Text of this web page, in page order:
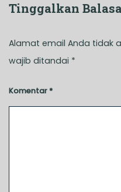
Tinggalkan
Alamat email Anda tidak
wajib ditandai *
Komentar *